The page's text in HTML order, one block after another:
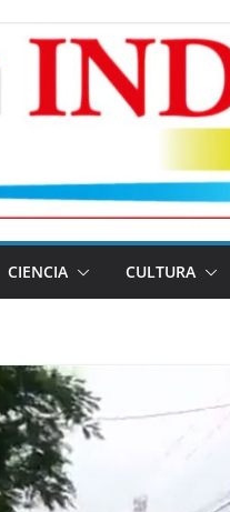
CIENCIA CULTURA